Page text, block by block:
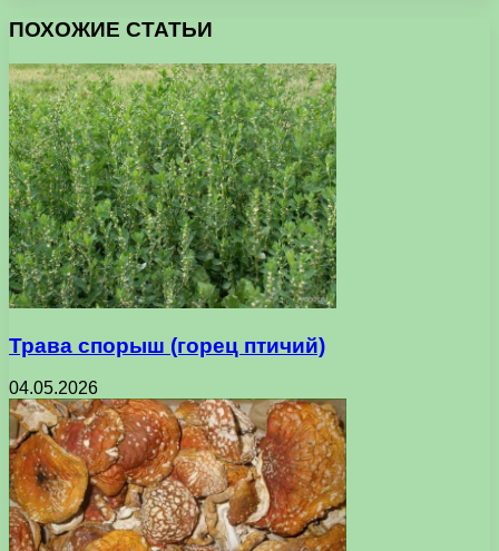
ПОХОЖИЕ СТАТЬИ
Трава спорыш (горец птичий)
04.05.2026